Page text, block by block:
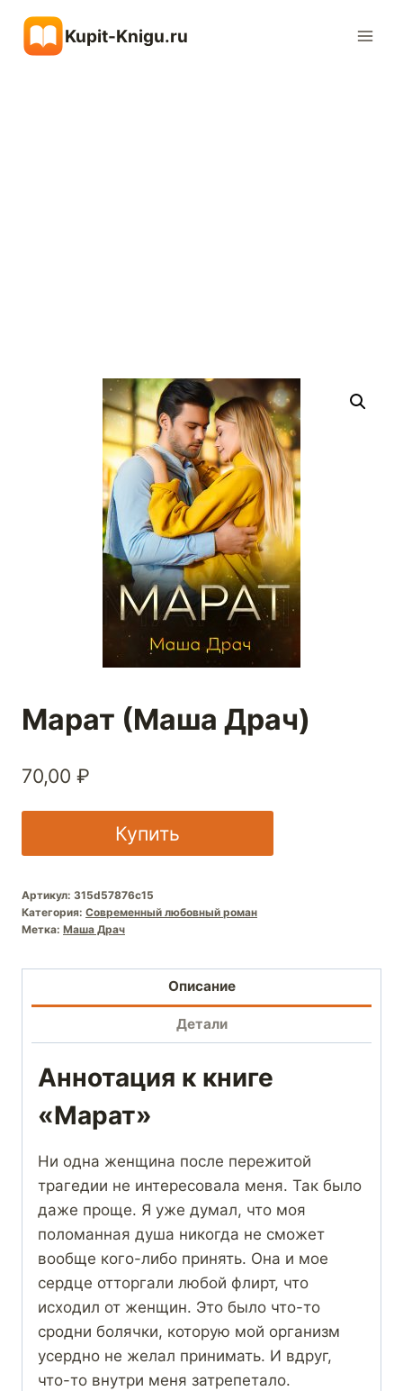
содержимому
Kupit-Knigu.ru
Марат (Маша Драч)
70,00 ₽
Купить
Артикул: 315d57876c15
Категория: Современный любовный роман
Метка: Маша Драч
Описание
Детали
Аннотация к книге
«Марат»
Ни одна женщина после пережитой
трагедии не интересовала меня. Так было
даже проще. Я уже думал, что моя
поломанная душа никогда не сможет
вообще кого-либо принять. Она и мое
сердце отторгали любой флирт, что
исходил от женщин. Это было что-то
сродни болячки, которую мой организм
усердно не желал принимать. И вдруг,
что-то внутри меня затрепетало.